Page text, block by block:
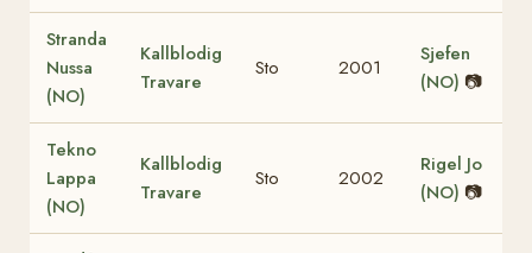
Stranda
Nussa
(NO)
Kallblodig
Travare
Sto 2001
Sjefen
(NO) 📷
Tekno
Lappa
(NO)
Kallblodig
Travare
Sto 2002
Rigel Jo
(NO) 📷